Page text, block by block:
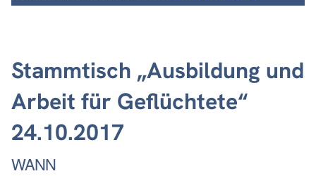
Stammtisch „Ausbildung und
Arbeit für Geflüchtete“
24.10.2017
WANN